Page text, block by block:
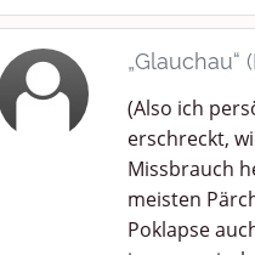
„Glauchau“
(Also ich
erschreckt,
Missbrauch
meisten
Poklapse